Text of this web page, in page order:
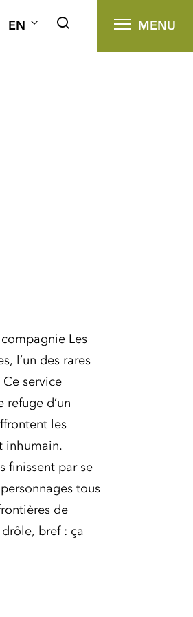
EN MENU
Les
l’un des rares
service
d’un
les
inhumain.
finissent par se
tous
de
bref : ça